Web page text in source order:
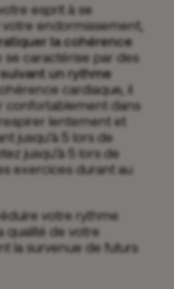
esprit à se
endormissement,
la cohérence
se caractérise par des
un rythme
cardiaque, il
confortablement dans
lentement et
jusqu’à 5 lors de
jusqu’à 5 lors de
exercices durant au
votre rythme
qualité de votre
la survenue de futurs